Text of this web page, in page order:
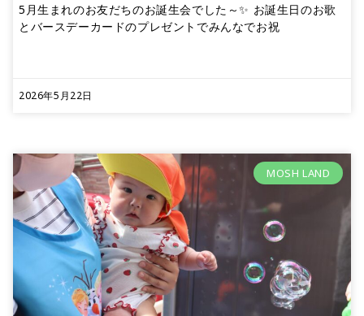
5月生まれのお友だちのお誕生会でした～✨ お誕生日のお歌
とバースデーカードのプレゼントでみんなでお祝
2026年5月22日
MOSH LAND